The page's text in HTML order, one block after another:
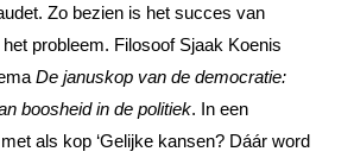
Zo bezien is het succes van
probleem. Filosoof Sjaak Koenis
De januskop van de democratie:
boosheid in de politiek. In een
met als kop ‘Gelijke kansen? Dáár word